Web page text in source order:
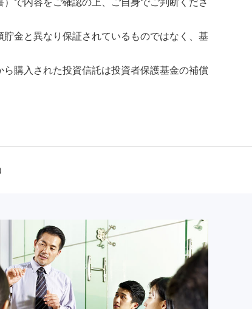
で内容をご確認の上、ご自身でご判断くださ
金と異なり保証されているものではなく、基
購入された投資信託は投資者保護基金の補償